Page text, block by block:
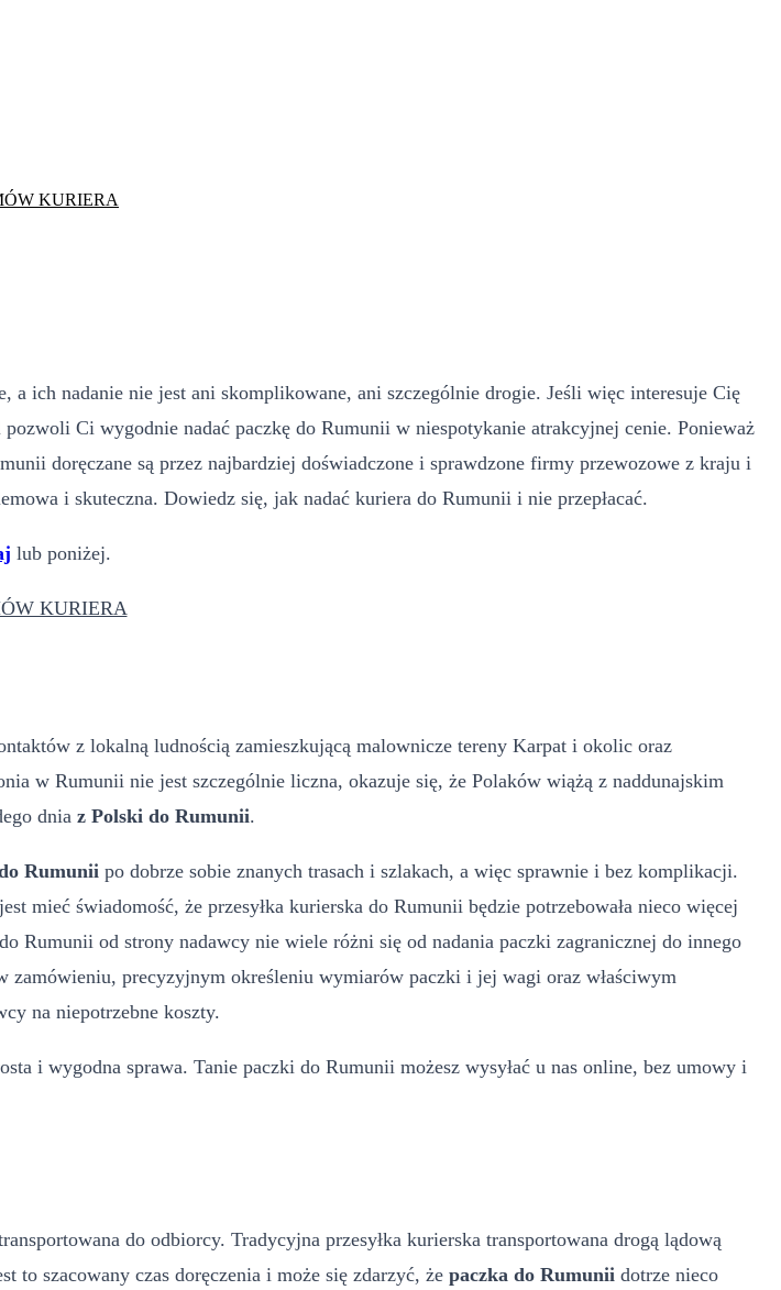
KURIERA
a ich nadanie nie jest ani skomplikowane, ani szczególnie drogie. Jeśli więc interesuje Cię
Ci wygodnie nadać paczkę do Rumunii w niespotykanie atrakcyjnej cenie. Ponieważ
doręczane są przez najbardziej doświadczone i sprawdzone firmy przewozowe z kraju i
i skuteczna. Dowiedz się, jak nadać kuriera do Rumunii i nie przepłacać.
lub poniżej.
KURIERA
z lokalną ludnością zamieszkującą malownicze tereny Karpat i okolic oraz
w Rumunii nie jest szczególnie liczna, okazuje się, że Polaków wiążą z naddunajskim
dnia z Polski do Rumunii.
Rumunii po dobrze sobie znanych trasach i szlakach, a więc sprawnie i bez komplikacji.
mieć świadomość, że przesyłka kurierska do Rumunii będzie potrzebowała nieco więcej
Rumunii od strony nadawcy nie wiele różni się od nadania paczki zagranicznej do innego
zamówieniu, precyzyjnym określeniu wymiarów paczki i jej wagi oraz właściwym
na niepotrzebne koszty.
i wygodna sprawa. Tanie paczki do Rumunii możesz wysyłać u nas online, bez umowy i
do odbiorcy. Tradycyjna przesyłka kurierska transportowana drogą lądową
to szacowany czas doręczenia i może się zdarzyć, że paczka do Rumunii dotrze nieco